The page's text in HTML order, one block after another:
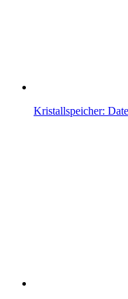
Kristallspeicher: